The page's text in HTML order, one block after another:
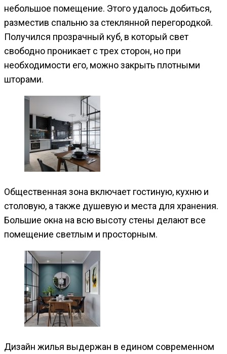
небольшое помещение. Этого удалось добиться,
разместив спальню за стеклянной перегородкой.
Получился прозрачный куб, в который свет
свободно проникает с трех сторон, но при
необходимости его, можно закрыть плотными
шторами.
Общественная зона включает гостиную, кухню и
столовую, а также душевую и места для хранения.
Большие окна на всю высоту стены делают все
помещение светлым и просторным.
Дизайн жилья выдержан в едином современном